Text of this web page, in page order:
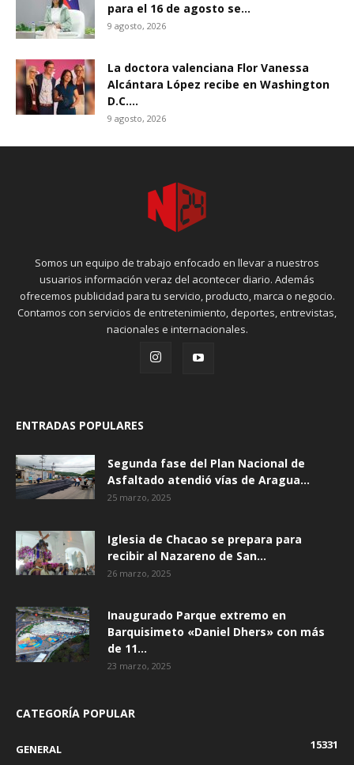
para el 16 de agosto se...
9 agosto, 2026
La doctora valenciana Flor Vanessa
Alcántara López recibe en Washington
D.C....
9 agosto, 2026
Somos un equipo de trabajo enfocado en llevar a nuestros
usuarios información veraz del acontecer diario. Además
ofrecemos publicidad para tu servicio, producto, marca o negocio.
Contamos con servicios de entretenimiento, deportes, entrevistas,
nacionales e internacionales.
ENTRADAS POPULARES
Segunda fase del Plan Nacional de
Asfaltado atendió vías de Aragua...
25 marzo, 2025
Iglesia de Chacao se prepara para
recibir al Nazareno de San...
26 marzo, 2025
Inaugurado Parque extremo en
Barquisimeto «Daniel Dhers» con más
de 11...
23 marzo, 2025
CATEGORÍA POPULAR
GENERAL
15331